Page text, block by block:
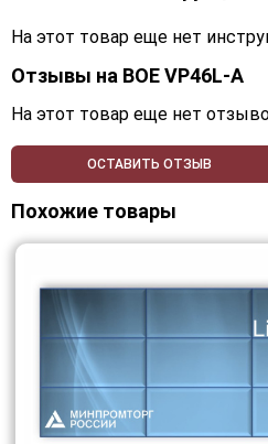
На этот товар еще нет
Отзывы на BOE VP46L-A
На этот товар еще нет
ОСТАВИТЬ ОТЗЫВ
Похожие товары